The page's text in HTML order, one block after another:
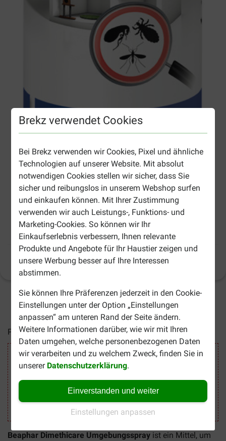
Brekz verwendet Cookies
Bei Brekz verwenden wir Cookies, Pixel und ähnliche
Technologien auf unserer Website. Mit absolut
notwendigen Cookies stellen wir sicher, dass Sie
sicher und reibungslos in unserem Webshop surfen
und einkaufen können. Mit Ihrer Zustimmung
verwenden wir auch Leistungs-, Funktions- und
Marketing-Cookies. So können wir Ihr
Einkaufserlebnis verbessern, Ihnen relevante
Produkte und Angebote für Ihr Haustier zeigen und
unsere Werbung besser auf Ihre Interessen
abstimmen.
Sie können Ihre Präferenzen jederzeit in den Cookie-
Einstellungen unter der Option „Einstellungen
anpassen“ am unteren Rand der Seite ändern.
Weitere Informationen darüber, wie wir mit Ihren
Daten umgehen, welche personenbezogenen Daten
wir verarbeiten und zu welchem Zweck, finden Sie in
unserer Datenschutzerklärung.
Einverstanden und weiter
Einstellungen anpassen
Beaphar Dimethicare Umgebungsspray
(6) Produktinformation
2-4 Arbeitstage, sofern nicht anders angegeben
Preise inkl. MwSt zzgl.Versandkosten
Sicher Einkaufen
Beaphar Dimethicare Umgebungsspray ist ein Mittel, um